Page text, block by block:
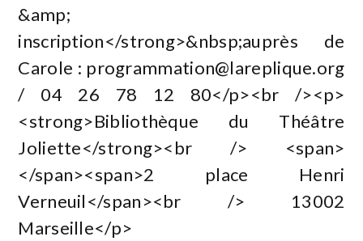
&amp;
inscription</strong>&nbsp;auprès de
Carole : programmation@lareplique.org
/ 04 26 78 12 80</p><br /><p>
<strong>Bibliothèque du Théâtre
Joliette</strong><br /> <span>
</span><span>2 place Henri
Verneuil</span><br /> 13002
Marseille</p>